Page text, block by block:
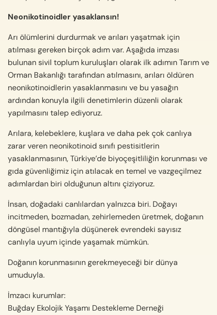
Neonikotinoidler yasaklansın!
Arı ölümlerini durdurmak ve arıları yaşatmak için
atılması gereken birçok adım var. Aşağıda imzası
bulunan sivil toplum kuruluşları olarak ilk adımın Tarım ve
Orman Bakanlığı tarafından atılmasını, arıları öldüren
neonikotinoidlerin yasaklanmasını ve bu yasağın
ardından konuyla ilgili denetimlerin düzenli olarak
yapılmasını talep ediyoruz.
Arılara, kelebeklere, kuşlara ve daha pek çok canlıya
zarar veren neonikotinoid sınıfı pestisitlerin
yasaklanmasının, Türkiye’de biyoçeşitliliğin korunması ve
gıda güvenliğimiz için atılacak en temel ve vazgeçilmez
adımlardan biri olduğunun altını çiziyoruz.
İnsan, doğadaki canlılardan yalnızca biri. Doğayı
incitmeden, bozmadan, zehirlemeden üretmek, doğanın
döngüsel mantığıyla düşünerek evrendeki sayısız
canlıyla uyum içinde yaşamak mümkün.
Doğanın korunmasının gerekmeyeceği bir dünya
umuduyla.
İmzacı kurumlar:
Buğday Ekolojik Yaşamı Destekleme Derneği